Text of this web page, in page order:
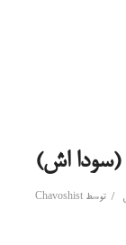
(سودا اش)
/ توسطChavoshist